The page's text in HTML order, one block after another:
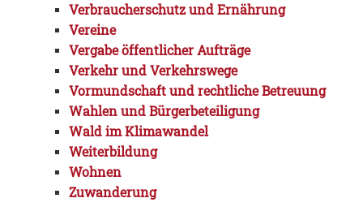
Verbraucherschutz und Ernährung
Vereine
Vergabe öffentlicher Aufträge
Verkehr und Verkehrswege
Vormundschaft und rechtliche Betreuung
Wahlen und Bürgerbeteiligung
Wald im Klimawandel
Weiterbildung
Wohnen
Zuwanderung